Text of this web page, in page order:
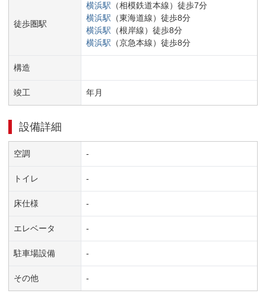
徒歩圏駅
横浜駅 （相模鉄道本線） 徒歩7分
横浜駅 （東海道線） 徒歩8分
横浜駅 （根岸線） 徒歩8分
横浜駅 （京急本線） 徒歩8分
構造
竣工 年月
設備詳細
空調 -
トイレ -
床仕様 -
エレベータ -
駐車場設備 -
その他 -